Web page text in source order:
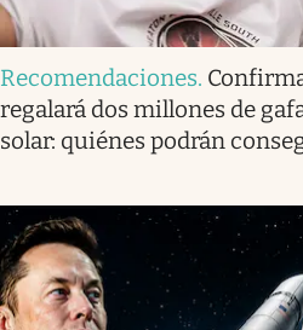
Recomendaciones.
regalará dos millones de
solar: quiénes podrán